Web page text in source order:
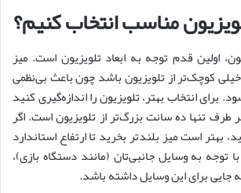
مناسب انتخاب کنیم؟
اولین قدم توجه به ابعاد تلویزیون است. میز
خیلی کوچک‌تر از تلویزیون باشد چون باعث بی‌نظمی
برای انتخاب بهتر، تلویزیون را اندازه‌گیری کنید
طرف تنها ده سانت بزرگ‌تر از تلویزیون است. اگر
بهتر است میز بلندتر بخرید تا ارتفاع استاندارد
به وسایل جانبی‌تان (مانند دستگاه بازی)،
جایی برای این وسایل داشته باشد.